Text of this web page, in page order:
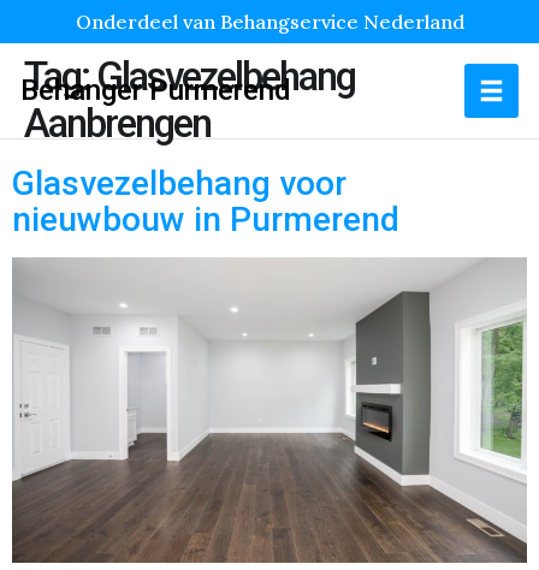
Onderdeel van Behangservice Nederland
Behanger Purmerend
Tag:Glasvezelbehang
Aanbrengen
Glasvezelbehang voor
nieuwbouw in Purmerend